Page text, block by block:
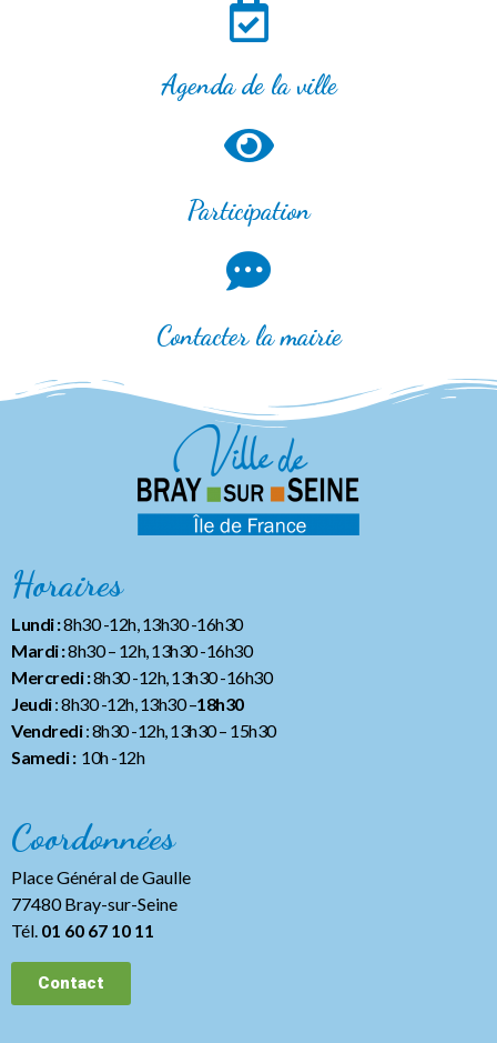
Agenda de la ville
Participation
Contacter la mairie
Horaires
Lundi :8h30 -12h, 13h30 -16h30
Mardi :8h30 – 12h, 13h30 -16h30
Mercredi :8h30 -12h, 13h30 -16h30
Jeudi: 8h30 -12h, 13h30 –18h30
Vendredi: 8h30 -12h, 13h30– 15h30
Samedi :10h -12h
Coordonnées
Place Général de Gaulle
77480 Bray-sur-Seine
Tél. 01 60 67 10 11
Contact